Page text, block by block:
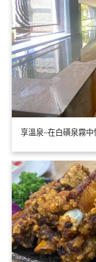
享溫泉~在白磺泉霧